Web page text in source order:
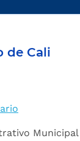
de Cali
Municipal